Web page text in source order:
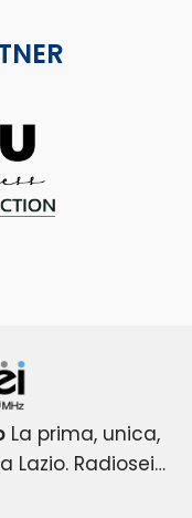
98.100 FM
La prima, unica,
Lazio. Radiosei